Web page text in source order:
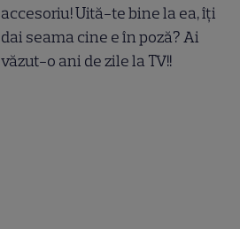
accesoriu! Uită-te bine la ea, îți
dai seama cine e în poză? Ai
văzut-o ani de zile la TV!!